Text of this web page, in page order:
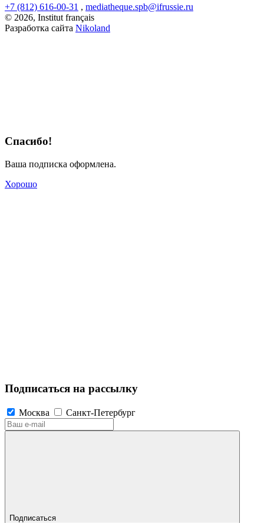
+7 (812) 616-00-31 , mediatheque.spb@ifrussie.ru
© 2026, Institut français
Разработка сайта Nikoland
Спасибо!
Ваша подписка оформлена.
Хорошо
Подписаться на рассылку
Москва Санкт-Петербург
Подписаться